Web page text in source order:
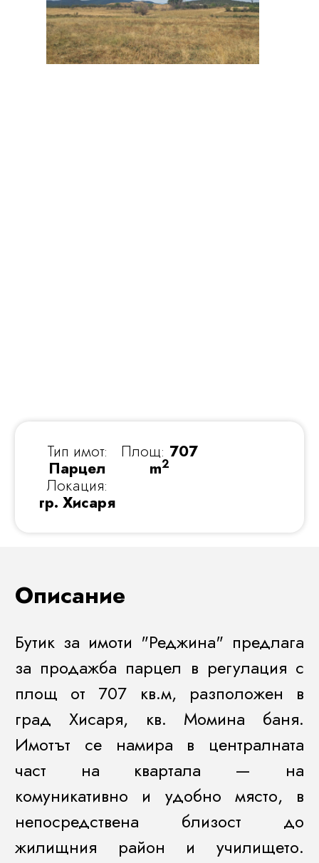
Тип имот:
Парцел
Локация:
гр. Хисаря
Площ: 707
m2
Описание
Бутик за имоти "Реджина" предлага
за продажба парцел в регулация с
площ от 707 кв.м, разположен в
град Хисаря, кв. Момина баня.
Имотът се намира в централната
част на квартала — на
комуникативно и удобно място, в
непосредствена близост до
жилищния район и училището.